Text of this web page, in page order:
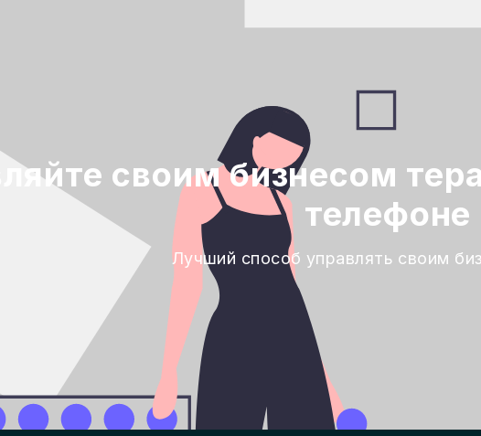
своим бизнесом
телефоне
Лучший способ управлять своим